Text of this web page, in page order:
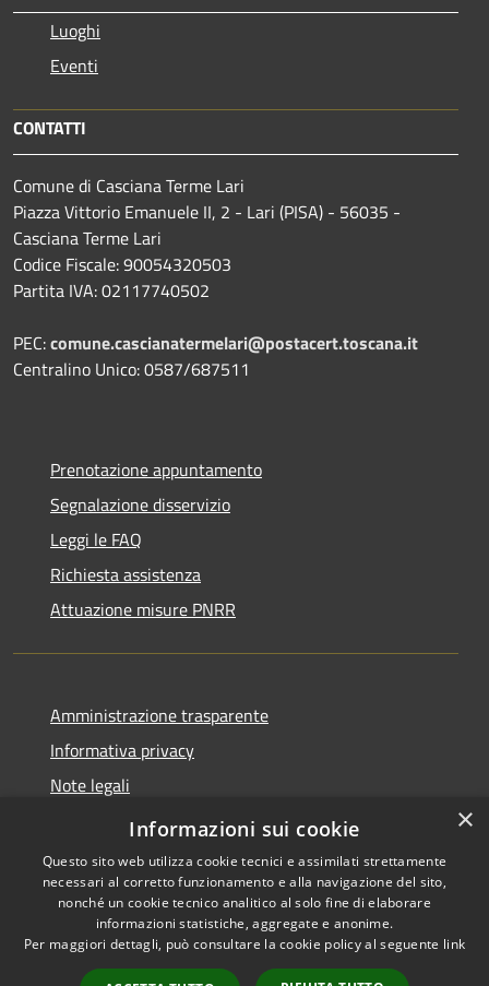
Luoghi
Eventi
CONTATTI
Comune di Casciana Terme Lari
Piazza Vittorio Emanuele II, 2 - Lari (PISA) - 56035 -
Casciana Terme Lari
Codice Fiscale: 90054320503
Partita IVA: 02117740502
PEC:comune.cascianatermelari@postacert.toscana.it
Centralino Unico: 0587/687511
Prenotazione appuntamento
Segnalazione disservizio
Leggi le FAQ
Richiesta assistenza
Attuazione misure PNRR
Amministrazione trasparente
Informativa privacy
Note legali
Dichiarazione di accessibilità
Accessibilità
Copyright © 2026 • Comune di
Casciana Terme Lari • Powered
×
Informazioni sui cookie
Questo sito web utilizza cookie tecnici e assimilati strettamente
necessari al corretto funzionamento e alla navigazione del sito,
nonché un cookie tecnico analitico al solo fine di elaborare
informazioni statistiche, aggregate e anonime.
Per maggiori dettagli, può consultare la cookie policy al seguente link